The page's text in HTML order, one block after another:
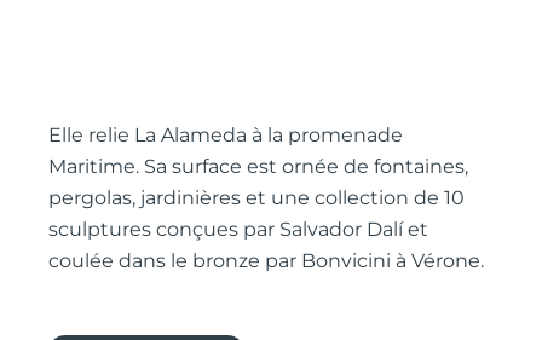
Elle relie La Alameda à la promenade
Maritime. Sa surface est ornée de fontaines,
pergolas, jardinières et une collection de 10
sculptures conçues par Salvador Dalí et
coulée dans le bronze par Bonvicini à Vérone.